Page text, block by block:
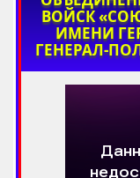
ВОЙСК
ИМЕНИ
ГЕНЕРАЛ-